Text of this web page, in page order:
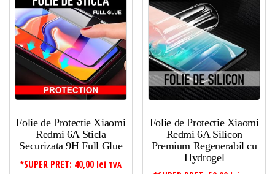
de
la
mic
la
mare
Folie de Protectie Xiaomi
Redmi 6A Sticla
Securizata 9H Full Glue
*SUPER PRET: 40,00 lei TVA
Folie de Protectie Xiaomi
Redmi 6A Silicon
Premium Regenerabil cu
Hydrogel